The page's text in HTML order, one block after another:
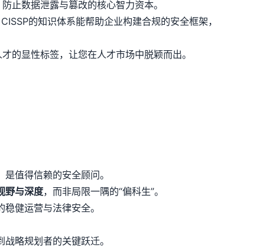
止数据泄露与篡改的核心智力资本。
的知识体系能帮助企业构建合规的安全框架，
的显性标签，让您在人才市场中脱颖而出。
值得信赖的安全顾问。
野与深度，而非局限一隅的“偏科生”。
健运营与法律安全。
略规划者的关键跃迁。